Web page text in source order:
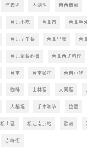
信義區 內湖區 南西商圈
台北小吃 台北市 台北手
台北早午餐 台北早餐 台
台北聚餐約會 台北西式料理
台南 台南咖啡 台南小吃
咖啡 士林區 大同區
大稻埕 手沖咖啡 拉麵
松山區 松江南京站 歐洲
赤峰街